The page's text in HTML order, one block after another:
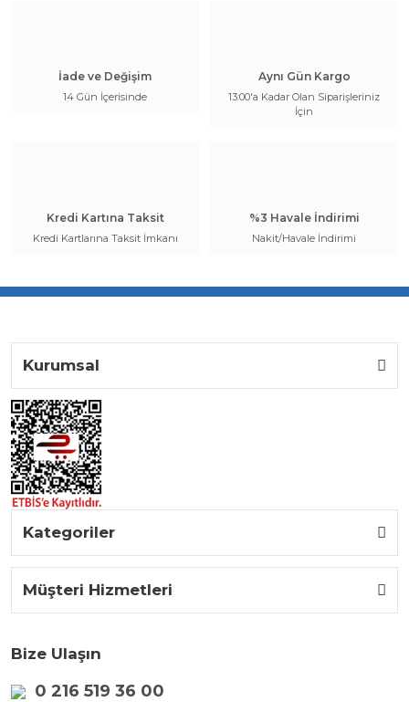
İade ve Değişim
14 Gün İçerisinde
Aynı Gün Kargo
13:00'a Kadar Olan Siparişleriniz
İçin
Kredi Kartına Taksit
Kredi Kartlarına Taksit İmkanı
%3 Havale İndirimi
Nakit/Havale İndirimi
Kurumsal
Kategoriler
Müşteri Hizmetleri
Bize Ulaşın
0 216 519 36 00